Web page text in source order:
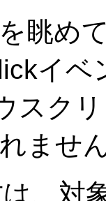
眺め
イベ
スク
ませ
、対